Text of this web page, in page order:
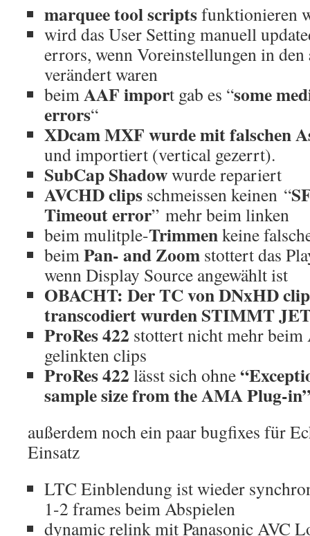
marquee tool scriptsfunktionieren
wird das User Setting manuell
errors, wenn Voreinstellungen in den
verändert waren
beimAAF import gab es “some
errors“
XDcam MXF wurde mit falschen
und importiert (vertical gezerrt).
SubCap Shadowwurde repariert
AVCHD clips schmeissen keinen “
Timeout error” mehr beim linken
beim mulitple-Trimmenkeine
beimPan- and Zoom stottert das
wenn Display Source angewählt ist
OBACHT: Der TC von DNxHD
transcodiert wurden STIMMT
ProRes 422 stottert nicht mehr beim
gelinkten clips
ProRes 422 lässt sich ohne
sample size from the AMA Plug-
außerdem noch ein paar bugfixes für
Einsatz
LTC Einblendung ist wieder
1-2 frames beim Abspielen
dynamic relink mit Panasonic AVC